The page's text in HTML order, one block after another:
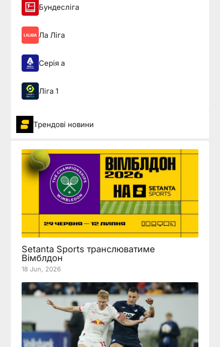
Бундесліга
Ла Ліга
Серія а
Ліга 1
Трендові новини
Setanta Sports транслюватиме
Вімблдон
18 Jun, 2026